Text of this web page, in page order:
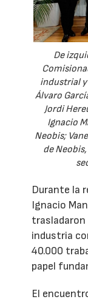
De
industrial y
Álvaro
Jordi
Ignacio
Neobis;
de
Durante la
Ignacio
trasladaron
industria
40.000
papel
El